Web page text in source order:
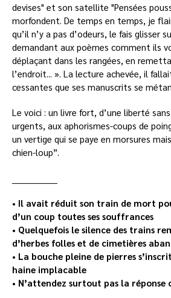
devises" et son satellite "Pensées
morfondent. De temps en temps, je
qu’il n’y a pas d’odeurs, le fais glisser
demandant aux poèmes comment ils
déplaçant dans les rangées, en
l’endroit... ». La lecture achevée, il
cessantes que ses manuscrits se
Le voici : un livre fort, d’une liberté
urgents, aux aphorismes-coups de
un vertige qui se paye en morsures
chien-loup”.
• Il avait réduit son train de mort
d’un coup toutes ses souffrances
• Quelquefois le silence des trains
d’herbes folles et de cimetières
• La bouche pleine de pierres
haine implacable
• N’attendez surtout pas la réponse